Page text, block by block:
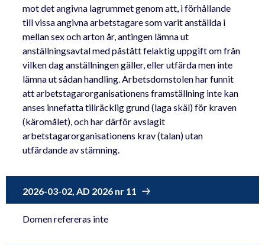
mot det angivna lagrummet genom att, i förhållande
till vissa angivna arbetstagare som varit anställda i
mellan sex och arton år, antingen lämna ut
anställningsavtal med påstått felaktig uppgift om från
vilken dag anställningen gäller, eller utfärda men inte
lämna ut sådan handling. Arbetsdomstolen har funnit
att arbetstagarorganisationens framställning inte kan
anses innefatta tillräcklig grund (laga skäl) för kraven
(käromålet), och har därför avslagit
arbetstagarorganisationens krav (talan) utan
utfärdande av stämning.
2026-03-02, AD 2026 nr 11
Domen refereras inte